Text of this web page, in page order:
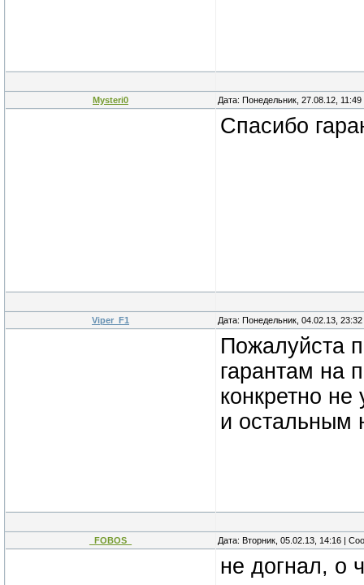
Mysteri0 Дата: Понедельник, 27.08.12,
Спасибо
Viper_F1 Дата: Понедельник, 04.02.13,
Пожалуйста
гарантам на
конкретно
и остальным
_FOBOS_ Дата: Вторник, 05.02.13, 14:16 |
не догнал, о